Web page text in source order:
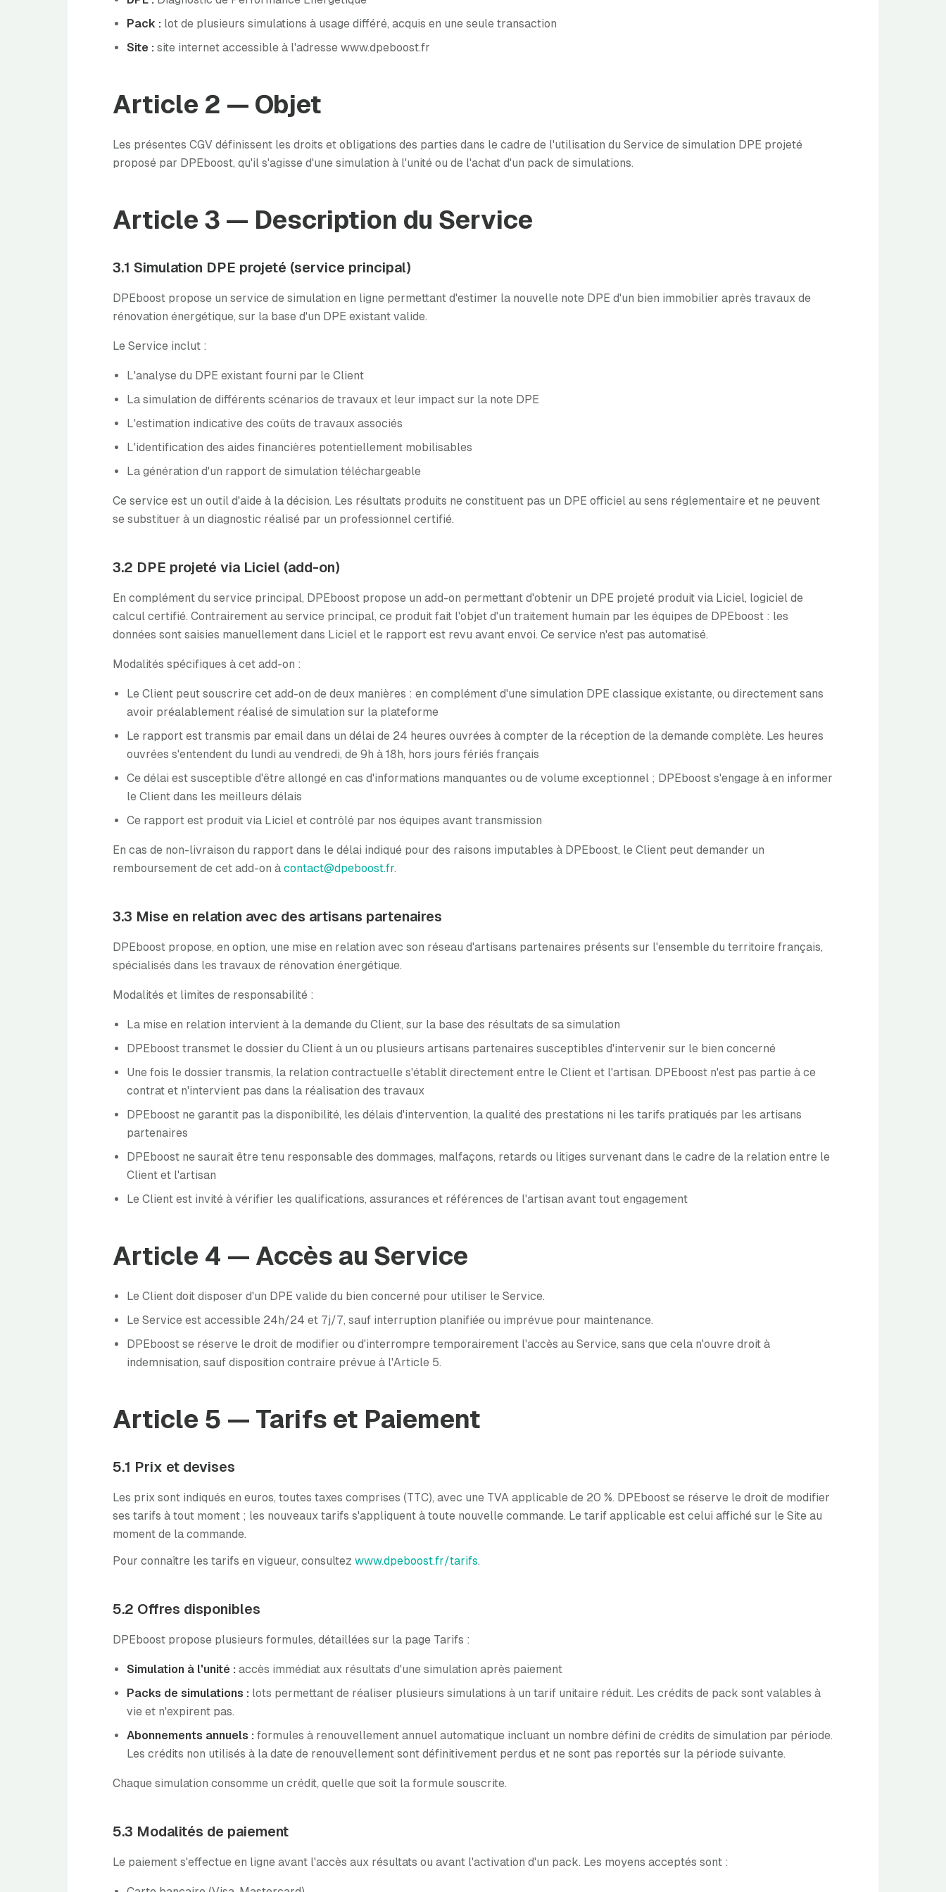
Pack : lot de plusieurs simulations à usage différé, acquis en une seule transaction
Site : site internet accessible à l'adresse www.dpeboost.fr
Article 2 — Objet
Les présentes CGV définissent les droits et obligations des parties dans le cadre de l'utilisation du Service de simulation DPE projeté
proposé par DPEboost, qu'il s'agisse d'une simulation à l'unité ou de l'achat d'un pack de simulations.
Article 3 — Description du Service
3.1 Simulation DPE projeté (service principal)
DPEboost propose un service de simulation en ligne permettant d'estimer la nouvelle note DPE d'un bien immobilier après travaux de
rénovation énergétique, sur la base d'un DPE existant valide.
Le Service inclut :
L'analyse du DPE existant fourni par le Client
La simulation de différents scénarios de travaux et leur impact sur la note DPE
L'estimation indicative des coûts de travaux associés
L'identification des aides financières potentiellement mobilisables
La génération d'un rapport de simulation téléchargeable
Ce service est un outil d'aide à la décision. Les résultats produits ne constituent pas un DPE officiel au sens réglementaire et ne peuvent
se substituer à un diagnostic réalisé par un professionnel certifié.
3.2 DPE projeté via Liciel (add-on)
En complément du service principal, DPEboost propose un add-on permettant d'obtenir un DPE projeté produit via Liciel, logiciel de
calcul certifié. Contrairement au service principal, ce produit fait l'objet d'un traitement humain par les équipes de DPEboost : les
données sont saisies manuellement dans Liciel et le rapport est revu avant envoi. Ce service n'est pas automatisé.
Modalités spécifiques à cet add-on :
Le Client peut souscrire cet add-on de deux manières : en complément d'une simulation DPE classique existante, ou directement sans
avoir préalablement réalisé de simulation sur la plateforme
Le rapport est transmis par email dans un délai de 24 heures ouvrées à compter de la réception de la demande complète. Les heures
ouvrées s'entendent du lundi au vendredi, de 9h à 18h, hors jours fériés français
Ce délai est susceptible d'être allongé en cas d'informations manquantes ou de volume exceptionnel ; DPEboost s'engage à en informer
le Client dans les meilleurs délais
Ce rapport est produit via Liciel et contrôlé par nos équipes avant transmission
En cas de non-livraison du rapport dans le délai indiqué pour des raisons imputables à DPEboost, le Client peut demander un
remboursement de cet add-on à contact@dpeboost.fr.
3.3 Mise en relation avec des artisans partenaires
DPEboost propose, en option, une mise en relation avec son réseau d'artisans partenaires présents sur l'ensemble du territoire français,
spécialisés dans les travaux de rénovation énergétique.
Modalités et limites de responsabilité :
La mise en relation intervient à la demande du Client, sur la base des résultats de sa simulation
DPEboost transmet le dossier du Client à un ou plusieurs artisans partenaires susceptibles d'intervenir sur le bien concerné
Une fois le dossier transmis, la relation contractuelle s'établit directement entre le Client et l'artisan. DPEboost n'est pas partie à ce
contrat et n'intervient pas dans la réalisation des travaux
DPEboost ne garantit pas la disponibilité, les délais d'intervention, la qualité des prestations ni les tarifs pratiqués par les artisans
partenaires
DPEboost ne saurait être tenu responsable des dommages, malfaçons, retards ou litiges survenant dans le cadre de la relation entre le
Client et l'artisan
Le Client est invité à vérifier les qualifications, assurances et références de l'artisan avant tout engagement
Article 4 — Accès au Service
Le Client doit disposer d'un DPE valide du bien concerné pour utiliser le Service.
Le Service est accessible 24h/24 et 7j/7, sauf interruption planifiée ou imprévue pour maintenance.
DPEboost se réserve le droit de modifier ou d'interrompre temporairement l'accès au Service, sans que cela n'ouvre droit à
indemnisation, sauf disposition contraire prévue à l'Article 5.
Article 5 — Tarifs et Paiement
5.1 Prix et devises
Les prix sont indiqués en euros, toutes taxes comprises (TTC), avec une TVA applicable de 20 %. DPEboost se réserve le droit de modifier
ses tarifs à tout moment ; les nouveaux tarifs s'appliquent à toute nouvelle commande. Le tarif applicable est celui affiché sur le Site au
moment de la commande.
Pour connaître les tarifs en vigueur, consultez www.dpeboost.fr/tarifs.
5.2 Offres disponibles
DPEboost propose plusieurs formules, détaillées sur la page Tarifs :
Simulation à l'unité : accès immédiat aux résultats d'une simulation après paiement
Packs de simulations : lots permettant de réaliser plusieurs simulations à un tarif unitaire réduit. Les crédits de pack sont valables à
vie et n'expirent pas.
Abonnements annuels : formules à renouvellement annuel automatique incluant un nombre défini de crédits de simulation par période.
Les crédits non utilisés à la date de renouvellement sont définitivement perdus et ne sont pas reportés sur la période suivante.
Chaque simulation consomme un crédit, quelle que soit la formule souscrite.
5.3 Modalités de paiement
Le paiement s'effectue en ligne avant l'accès aux résultats ou avant l'activation d'un pack. Les moyens acceptés sont :